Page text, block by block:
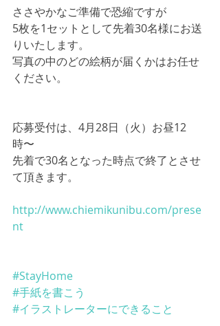
ささやかなご準備で恐縮ですが
5枚を1セットとして先着30名様にお送
りいたします。
写真の中のどの絵柄が届くかはお任せ
ください。
応募受付は、4月28日（火）お昼12
時〜
先着で30名となった時点で終了とさせ
て頂きます。
http://www.chiemikunibu.com/prese
nt
#StayHome
#手紙を書こう
#イラストレーターにできること